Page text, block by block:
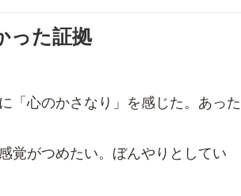
った証拠
「心のかさなり」を感じた。あった
覚がつめたい。ぼんやりとしてい